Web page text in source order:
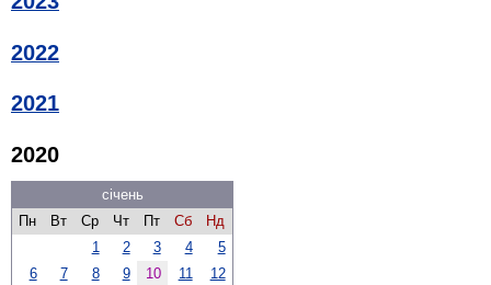
2022
2021
2020
січень
Пн
Вт Ср Чт Пт Сб
Нд
1
2 3 4
5
6
7 8 9 10 11
12